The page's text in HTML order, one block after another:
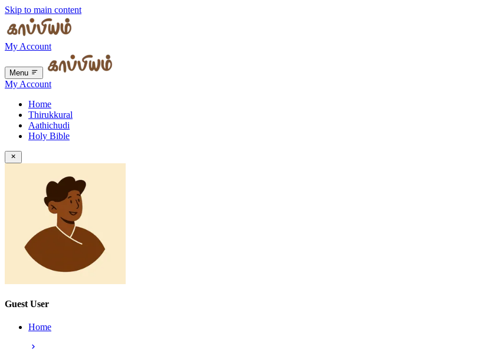
Skip to main content
My Account
Menu
My Account
Home
Thirukkural
Aathichudi
Holy Bible
Guest User
Home